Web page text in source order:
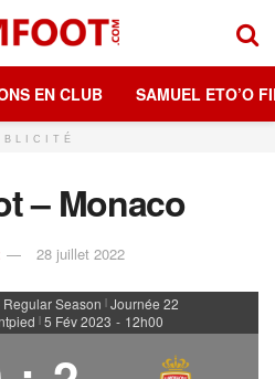
EN CLUB SAMUEL ETO’O
– Monaco
28 juillet 2022
Season | Journée 22
| 5 Fév 2023 - 12h00